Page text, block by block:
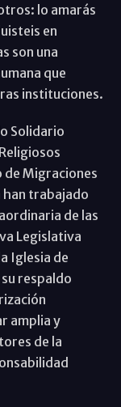
lo amarás
en
son una
que
instituciones.
Solidario
de Migraciones
han trabajado
de las
Legislativa
Iglesia de
respaldo
amplia y
de la